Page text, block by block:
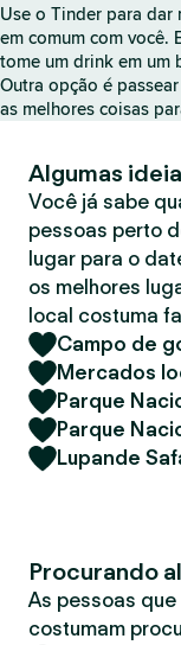
Use o Tinder para dar
em comum com você.
tome um drink em um
Outra opção é
as melhores coisas
Algumas
Você já sabe
pessoas perto
lugar para o
os melhores
local costuma
Campo de
Mercados
Parque
Parque
Lupande
Procurando
As pessoas
costumam